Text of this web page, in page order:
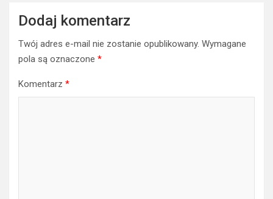
Dodaj komentarz
Twój adres e-mail nie zostanie opublikowany. Wymagane
pola są oznaczone *
Komentarz *